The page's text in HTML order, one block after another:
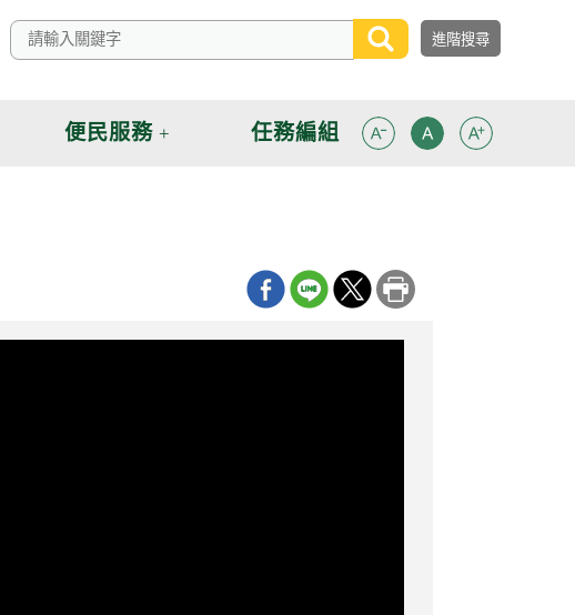
便民服務 任務編組